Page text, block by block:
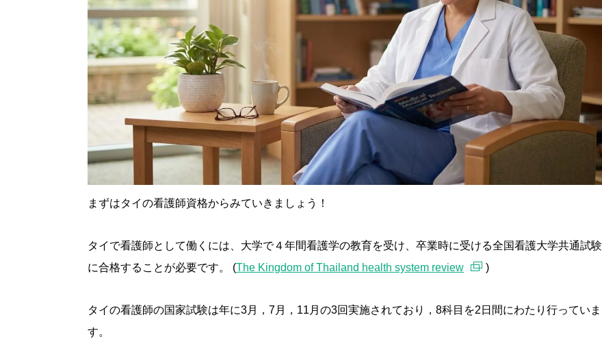
まずはタイの看護師資格からみていきましょう！
タイで看護師として働くには、大学で４年間看護学の教育を受け、卒業時に受ける全国看護大学共通試験
に合格することが必要です。 (The Kingdom of Thailand health system review )
タイの看護師の国家試験は年に3月，7月，11月の3回実施されており，8科目を2日間にわたり行っていま
す。